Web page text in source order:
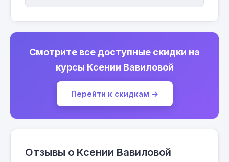
Смотрите все доступные скидки на
курсы Ксении Вавиловой
Перейти к скидкам →
Отзывы о Ксении Вавиловой